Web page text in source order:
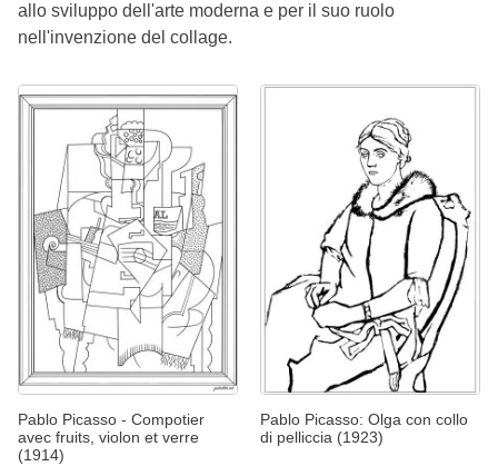
allo sviluppo dell'arte moderna e per il suo ruolo
nell'invenzione del collage.
Pablo Picasso - Compotier
avec fruits, violon et verre
(1914)
Pablo Picasso: Olga con collo
di pelliccia (1923)